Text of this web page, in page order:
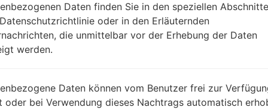
Daten finden Sie in den speziellen
oder in den Erläuternden
die unmittelbar vor der Erhebung der Daten
werden.
Daten können vom Benutzer frei zur
oder bei Verwendung dieses Nachtrags automatisch